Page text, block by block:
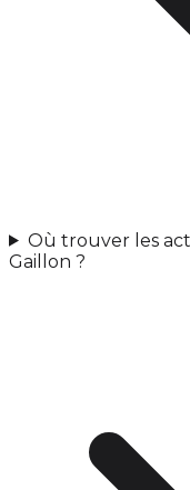
Où trouver les
Gaillon ?